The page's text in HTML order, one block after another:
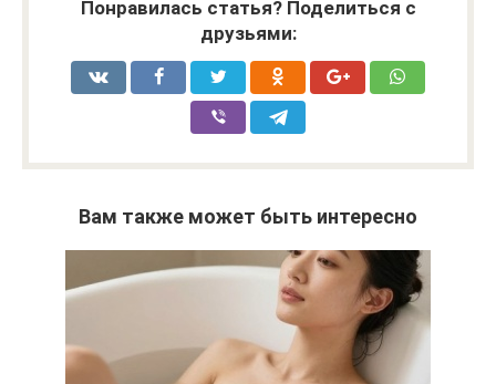
Понравилась статья? Поделиться с
друзьями:
Вам также может быть интересно